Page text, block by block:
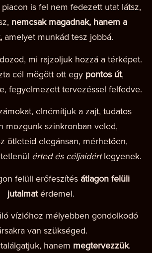
is fel nem fedezett utat látsz,
nemcsak magadnak, hanem a
amelyet munkád tesz jobbá.
mi rajzoljuk hozzá a térképet.
cél mögött ott egy pontos út,
fegyelmezett tervezéssel felfedve.
elnémítjuk a zajt, tudatos
mozgunk szinkronban veled,
ötleteid elegánsan, mérhetően,
érted és céljaidértlegyenek.
felüli erőfeszítés átlagon felüli
jutalmatérdemel.
vízióhoz mélyebben gondolkodó
van szükséged.
hanem megtervezzük.